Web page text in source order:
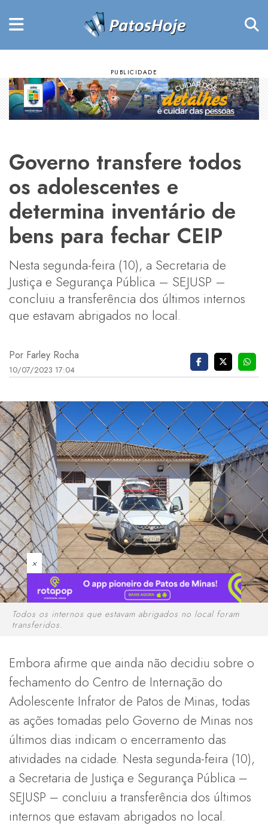
Governo transfere todos
os adolescentes e
determina inventário de
bens para fechar CEIP
Nesta segunda-feira (10), a Secretaria de
Justiça e Segurança Pública – SEJUSP –
concluiu a transferência dos últimos internos
que estavam abrigados no local.
Por Farley Rocha
10/07/2023 17:04
×
Todos os internos que estavam abrigados no local foram
transferidos.
Embora afirme que ainda não decidiu sobre o
fechamento do Centro de Internação do
Adolescente Infrator de Patos de Minas, todas
as ações tomadas pelo Governo de Minas nos
últimos dias indicam o encerramento das
atividades na cidade. Nesta segunda-feira (10),
a Secretaria de Justiça e Segurança Pública –
SEJUSP – concluiu a transferência dos últimos
internos que estavam abrigados no local.